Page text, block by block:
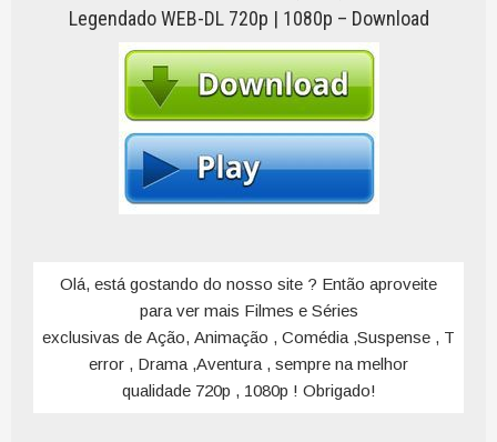
Legendado WEB-DL 720p | 1080p – Download
Olá, está gostando do nosso site ? Então aproveite
para ver mais Filmes e Séries
exclusivas de Ação, Animação , Comédia ,Suspense , T
error , Drama ,Aventura , sempre na melhor
qualidade 720p , 1080p ! Obrigado!